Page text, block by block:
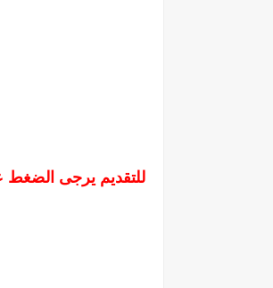
للتقديم يرجى الضغط